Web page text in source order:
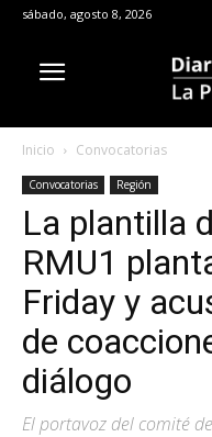
sábado, agosto 8, 2026
Inicio Convocatorias
Convocatorias Región
La plantilla
RMU1
Friday y
de
diálogo
El portavoz del comité